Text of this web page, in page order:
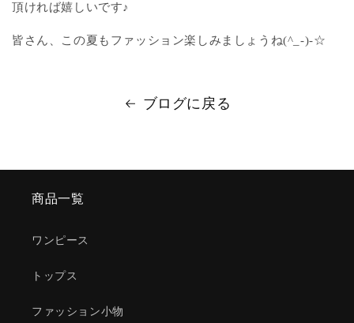
頂ければ嬉しいです♪
皆さん、この夏もファッション楽しみましょうね(^_-)-☆
ブログに戻る
商品一覧
ワンピース
トップス
ファッション小物